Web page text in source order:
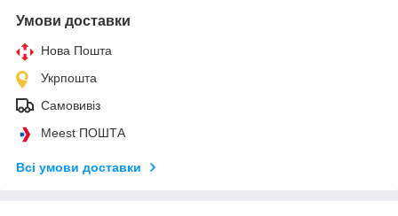
Умови доставки
Нова Пошта
Укрпошта
Самовивіз
Meest ПОШТА
Всі умови доставки